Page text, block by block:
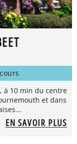
à 10 min du centre
et dans
EN SAVOIR PLUS